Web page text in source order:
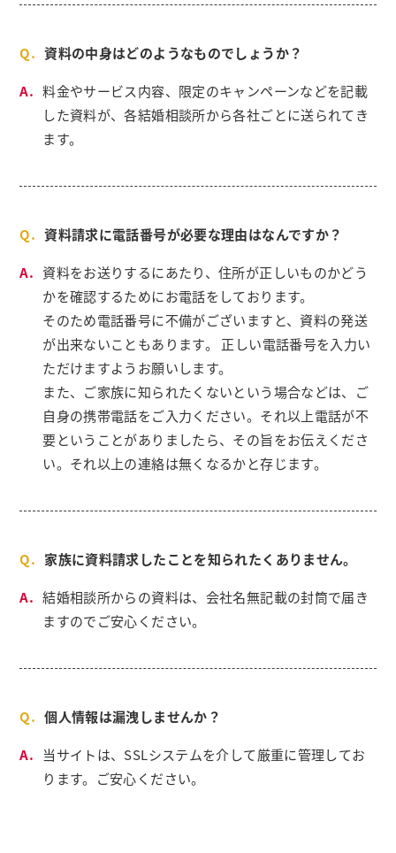
資料の中身はどのようなものでしょうか？
料金やサービス内容、限定のキャンペーンなどを記載
した資料が、各結婚相談所から各社ごとに送られてき
ます。
資料請求に電話番号が必要な理由はなんですか？
資料をお送りするにあたり、住所が正しいものかどう
かを確認するためにお電話をしております。
そのため電話番号に不備がございますと、資料の発送
が出来ないこともあります。 正しい電話番号を入力い
ただけますようお願いします。
また、ご家族に知られたくないという場合などは、ご
自身の携帯電話をご入力ください。それ以上電話が不
要ということがありましたら、その旨をお伝えくださ
い。それ以上の連絡は無くなるかと存じます。
家族に資料請求したことを知られたくありません。
結婚相談所からの資料は、会社名無記載の封筒で届き
ますのでご安心ください。
個人情報は漏洩しませんか？
当サイトは、SSLシステムを介して厳重に管理してお
ります。ご安心ください。